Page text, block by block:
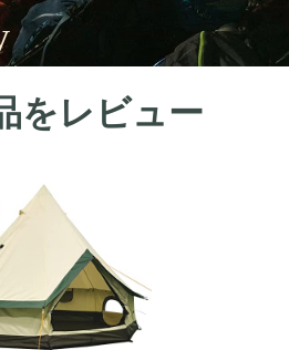
をレビュー